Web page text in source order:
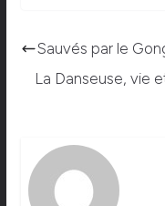
Sauvés par le
La Danseuse, vie